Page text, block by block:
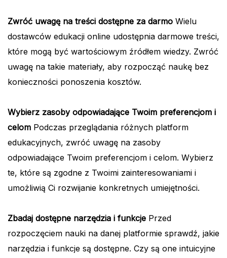
Zwróć uwagę na treści dostępne za darmo Wielu
dostawców edukacji online udostępnia darmowe treści,
które mogą być wartościowym źródłem wiedzy. Zwróć
uwagę na takie materiały, aby rozpocząć naukę bez
konieczności ponoszenia kosztów.
Wybierz zasoby odpowiadające Twoim preferencjom i
celom Podczas przeglądania różnych platform
edukacyjnych, zwróć uwagę na zasoby
odpowiadające Twoim preferencjom i celom. Wybierz
te, które są zgodne z Twoimi zainteresowaniami i
umożliwią Ci rozwijanie konkretnych umiejętności.
Zbadaj dostępne narzędzia i funkcje Przed
rozpoczęciem nauki na danej platformie sprawdź, jakie
narzędzia i funkcje są dostępne. Czy są one intuicyjne